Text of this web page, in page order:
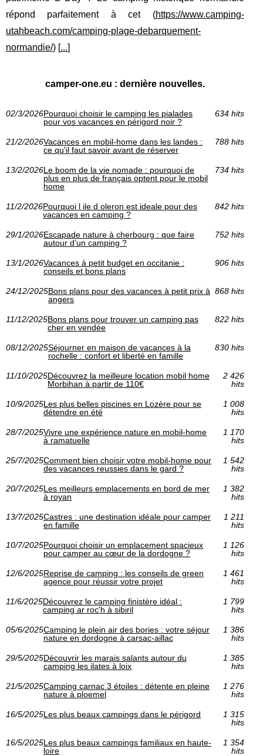
répond parfaitement à cet (https://www.camping-
utahbeach.com/camping-plage-debarquement-
normandie/) [...]
camper-one.eu : dernière nouvelles.
02/3/2026Pourquoi choisir le camping les pialades
pour vos vacances en périgord noir ?
634 hits
21/2/2026Vacances en mobil-home dans les landes :
ce qu'il faut savoir avant de réserver
788 hits
13/2/2026Le boom de la vie nomade : pourquoi de
plus en plus de français optent pour le mobil
home
734 hits
11/2/2026Pourquoi l ile d oleron est ideale pour des
vacances en camping ?
842 hits
29/1/2026Escapade nature à cherbourg : que faire
autour d’un camping ?
752 hits
13/1/2026Vacances à petit budget en occitanie :
conseils et bons plans
906 hits
24/12/2025Bons plans pour des vacances à petit prix à
angers
868 hits
11/12/2025Bons plans pour trouver un camping pas
cher en vendée
822 hits
08/12/2025Séjourner en maison de vacances à la
rochelle : confort et liberté en famille
830 hits
11/10/2025Découvrez la meilleure location mobil home
Morbihan à partir de 110€
2 426
hits
10/9/2025Les plus belles piscines en Lozère pour se
détendre en été
1 008
hits
28/7/2025Vivre une expérience nature en mobil-home
à ramatuelle
1 170
hits
25/7/2025Comment bien choisir votre mobil-home pour
des vacances reussies dans le gard ?
1 542
hits
20/7/2025Les meilleurs emplacements en bord de mer
à royan
1 382
hits
13/7/2025Castres : une destination idéale pour camper
en famille
1 211
hits
10/7/2025Pourquoi choisir un emplacement spacieux
pour camper au cœur de la dordogne ?
1 126
hits
12/6/2025Reprise de camping : les conseils de green
agence pour réussir votre projet
1 461
hits
11/6/2025Découvrez le camping finistère idéal :
camping ar roc'h à sibiril
1 799
hits
05/6/2025Camping le plein air des bories : votre séjour
nature en dordogne à carsac-aillac
1 386
hits
29/5/2025Découvrir les marais salants autour du
camping les ilates à loix
1 385
hits
21/5/2025Camping carnac 3 étoiles : détente en pleine
nature à ploemel
1 276
hits
16/5/2025Les plus beaux campings dans le périgord
1 315
hits
16/5/2025Les plus beaux campings familiaux en haute-
loire
1 354
hits